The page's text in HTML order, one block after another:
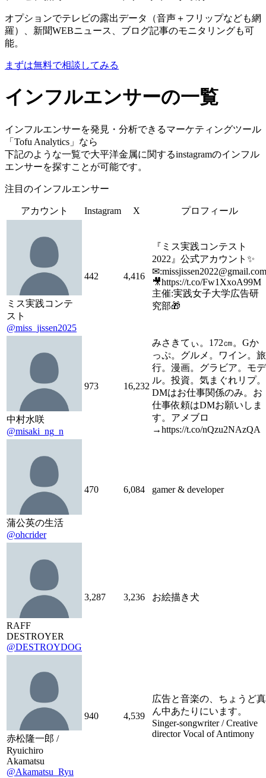
オプションでテレビの露出データ（音声＋フリップなども網
羅）、新聞WEBニュース、ブログ記事のモニタリングも可
能。
まずは無料で相談してみる
インフルエンサーの一覧
インフルエンサーを発見・分析できるマーケティングツール
「Tofu Analytics」なら
下記のような一覧で大平洋金属に関するinstagramのインフル
エンサーを探すことが可能です。
注目のインフルエンサー
アカウント Instagram X プロフィール
ミス実践コンテ
スト
@miss_jissen2025
442 4,416
『ミス実践コンテスト
2022』公式アカウント✨
✉:missjissen2022@gmail.com
🎥https://t.co/Fw1XxoA99M
主催:実践女子大学広告研
究部🎁
中村水咲
@misaki_ng_n
973 16,232
みさきてぃ。172㎝。Gか
っぷ。グルメ。ワイン。旅
行。漫画。グラビア。モデ
ル。投資。気まぐれリプ。
DMはお仕事関係のみ。お
仕事依頼はDMお願いしま
す。アメブロ
→https://t.co/nQzu2NAzQA
蒲公英の生活
@ohcrider
470 6,084 gamer & developer
RAFF
DESTROYER
@DESTROYDOG
3,287 3,236 お絵描き犬
赤松隆一郎 /
Ryuichiro
Akamatsu
@Akamatsu_Ryu
940 4,539
広告と音楽の、ちょうど真
ん中あたりにいます。
Singer-songwriter / Creative
director Vocal of Antimony